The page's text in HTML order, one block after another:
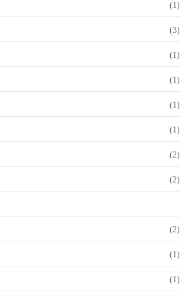
(1)
(3)
(1)
(1)
(1)
(1)
(2)
(2)
(2)
(1)
(1)